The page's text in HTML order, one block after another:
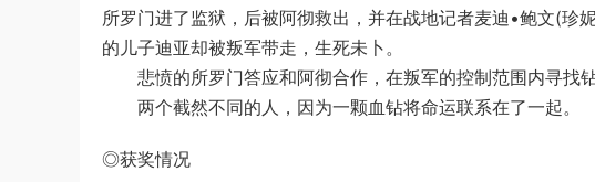
所罗门进了监狱，后被阿彻救出，并在战地记者麦迪•鲍文(珍
的儿子迪亚却被叛军带走，生死未卜。
悲愤的所罗门答应和阿彻合作，在叛军的控制范围内寻找钻
两个截然不同的人，因为一颗血钻将命运联系在了一起。
◎获奖情况